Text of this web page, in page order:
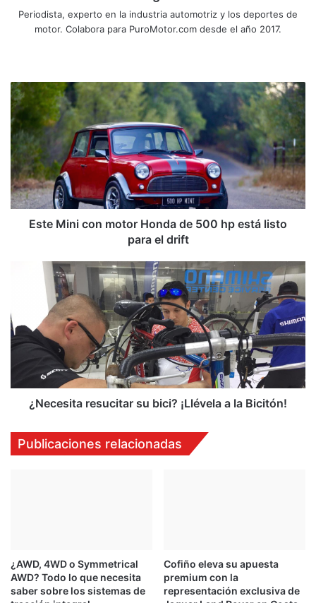
Periodista, experto en la industria automotriz y los deportes de
motor. Colabora para PuroMotor.com desde el año 2017.
Este
Mini
con
motor
Honda
de
500
hp
está
Este Mini con motor Honda de 500 hp está listo
para el drift
¿Necesita
resucitar
bici?
¡Llévela
a
Bicitón!
¿Necesita resucitar su bici? ¡Llévela a la Bicitón!
Publicaciones relacionadas
¿AWD, 4WD o Symmetrical
AWD? Todo lo que necesita
saber sobre los sistemas de
Cofiño eleva su apuesta
premium con la
representación exclusiva de